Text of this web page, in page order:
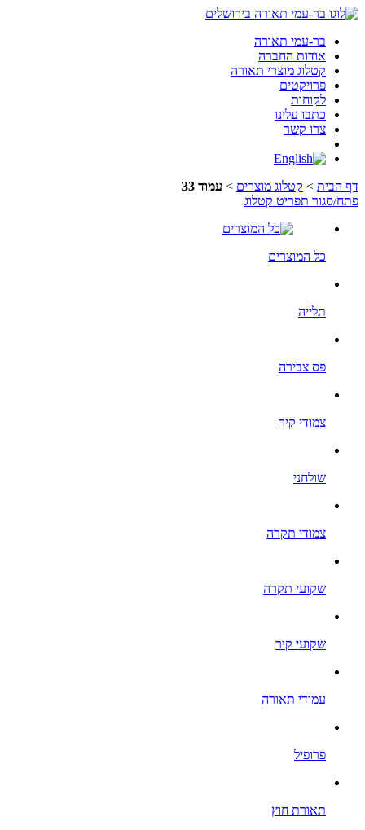
בר-עמי תאורה
אודות החברה
קטלוג מוצרי תאורה
פרויקטים
לקוחות
כתבו עלינו
צרו קשר
עמי
בפייסבוקתפריט
דף הבית > קטלוג מוצרים > עמוד 33
פתח/סגור תפריט קטלוג
כל המוצרים
תלייה
פס צבירה
צמודי קיר
שולחני
צמודי תקרה
שקועי תקרה
שקועי קיר
עמודי תאורה
פרופיל
תאורת חוץ